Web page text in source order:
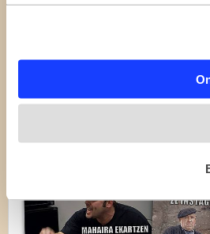
eta zertarako erabiltzen dituen
If you allow, we would also like to:
Collect information about
Identify your device by
thedetails section.